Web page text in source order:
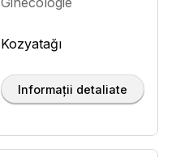
Kozyatağı
Informații detaliate